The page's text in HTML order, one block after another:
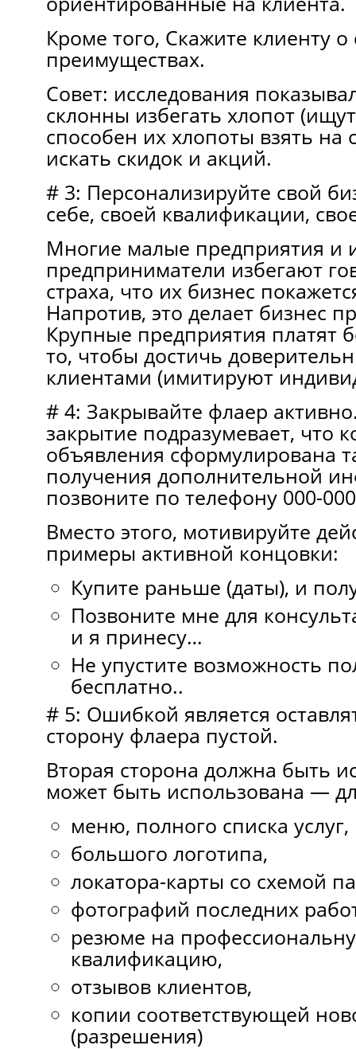
Кроме того, Скажите клиенту о
преимуществах.
Совет: исследования
склонны избегать хлопот
способен их хлопоты взять на
искать скидок и акций.
# 3: Персонализируйте свой
себе, своей квалификации,
Многие малые предприятия и
предприниматели избегают
страха, что их бизнес
Напротив, это делает бизнес
Крупные предприятия платят
то, чтобы достичь
клиентами (имитируют
# 4: Закрывайте флаер
закрытие подразумевает, что
объявления сформулирована
получения дополнительной
позвоните по телефону 000-
Вместо этого, мотивируйте
примеры активной концовки:
Купите раньше (даты), и
Позвоните мне для
и я принесу…
Не упустите возможность
бесплатно..
# 5: Ошибкой является
сторону флаера пустой.
Вторая сторона должна быть
может быть использована —
меню, полного списка услуг,
большого логотипа,
локатора-карты со схемой
фотографий последних
резюме на
квалификацию,
отзывов клиентов,
копии соответствующей
(разрешения)